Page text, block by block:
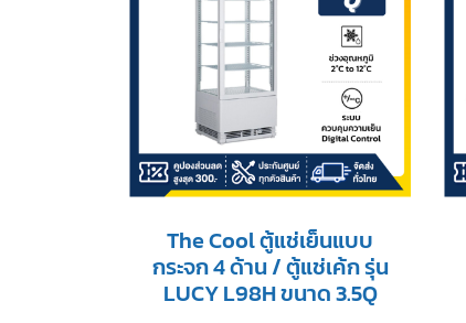
The Cool ตู้แช่เย็นแบบ
กระจก 4 ด้าน / ตู้แช่เค้ก รุ่น
LUCY L98H ขนาด 3.5Q